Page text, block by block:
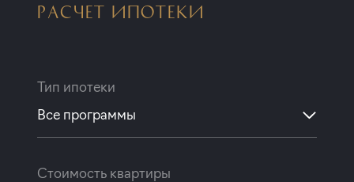
РАСЧЕТ ИПОТЕКИ
Тип ипотеки
Все программы
Стоимость квартиры